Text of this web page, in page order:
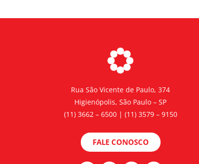
Rua São Vicente de Paulo, 374
Higienópolis, São Paulo – SP
(11) 3662 – 6500 | (11) 3579 – 9150
FALE CONOSCO